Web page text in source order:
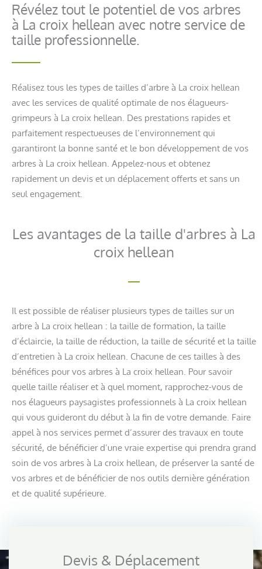
Révélez tout le potentiel de vos arbres
à La croix hellean avec notre service de
taille professionnelle.
Réalisez tous les types de tailles d’arbre à La croix hellean
avec les services de qualité optimale de nos élagueurs-
grimpeurs à La croix hellean. Des prestations rapides et
parfaitement respectueuses de l’environnement qui
garantiront la bonne santé et le bon développement de vos
arbres à La croix hellean. Appelez-nous et obtenez
rapidement un devis et un déplacement offerts et sans un
seul engagement.
Les avantages de la taille d'arbres à La
croix hellean
Il est possible de réaliser plusieurs types de tailles sur un
arbre à La croix hellean : la taille de formation, la taille
d’éclaircie, la taille de réduction, la taille de sécurité et la taille
d’entretien à La croix hellean. Chacune de ces tailles à des
bénéfices pour vos arbres à La croix hellean. Pour savoir
quelle taille réaliser et à quel moment, rapprochez-vous de
nos élagueurs paysagistes professionnels à La croix hellean
qui vous guideront du début à la fin de votre demande. Faire
appel à nos services permet d’assurer des travaux en toute
sécurité, de bénéficier d’une vraie expertise qui prendra grand
soin de vos arbres à La croix hellean, de préserver la santé de
vos arbres et de bénéficier de nos outils dernière génération
et de qualité supérieure.
Devis & Déplacement